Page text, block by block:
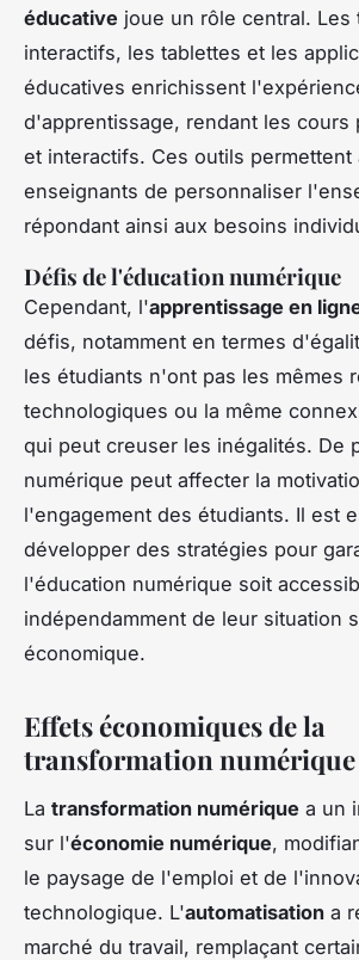
éducative joue un rôle central. Les
interactifs, les tablettes et les
éducatives enrichissent
d'apprentissage, rendant les cours
et interactifs. Ces outils permettent
enseignants de personnaliser
répondant ainsi aux besoins
Défis de l'éducation numérique
Cependant, l'apprentissage en
défis, notamment en termes
les étudiants n'ont pas les mêmes
technologiques ou la même
qui peut creuser les inégalités. De
numérique peut affecter la
l'engagement des étudiants. Il est
développer des stratégies pour
l'éducation numérique soit
indépendamment de leur situation
économique.
Effets économiques de la
transformation numérique
La transformation numérique a un
sur l'économie numérique,
le paysage de l'emploi et de
technologique. L'automatisation a
marché du travail, remplaçant